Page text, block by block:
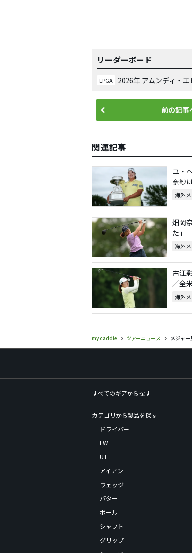
リーダーボード
LPGA 2026年 アムンディ・
前の記事
関連記事
ユ・
奈紗
海外
畑岡
た」
海外
古江
／全
海外
my caddie ツアーニュース メジャ
すべてのギアから探す
カテゴリから製品を探す
ドライバー
FW
UT
アイアン
ウェッジ
パター
ボール
シャフト
グリップ